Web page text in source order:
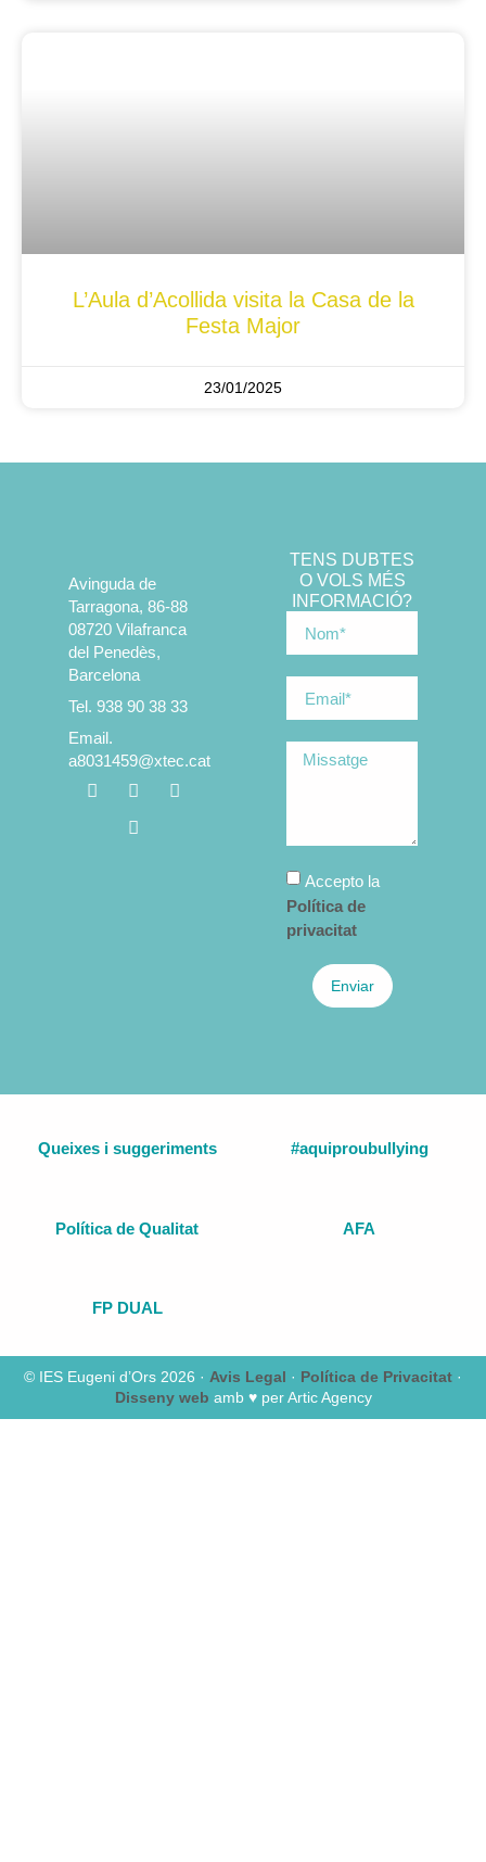
L’Aula d’Acollida visita la Casa de la
Festa Major
23/01/2025
Avinguda de
Tarragona, 86-88
08720 Vilafranca
del Penedès,
Barcelona
Tel. 938 90 38 33
Email.
a8031459@xtec.cat
TENS DUBTES
O VOLS MÉS
INFORMACIÓ?
Accepto la
Política de
privacitat
Enviar
Queixes i suggeriments #aquiproubullying
Política de Qualitat AFA
FP DUAL
© IES Eugeni d’Ors 2026 · Avis Legal · Política de Privacitat ·
Disseny web amb ♥️ per Artic Agency